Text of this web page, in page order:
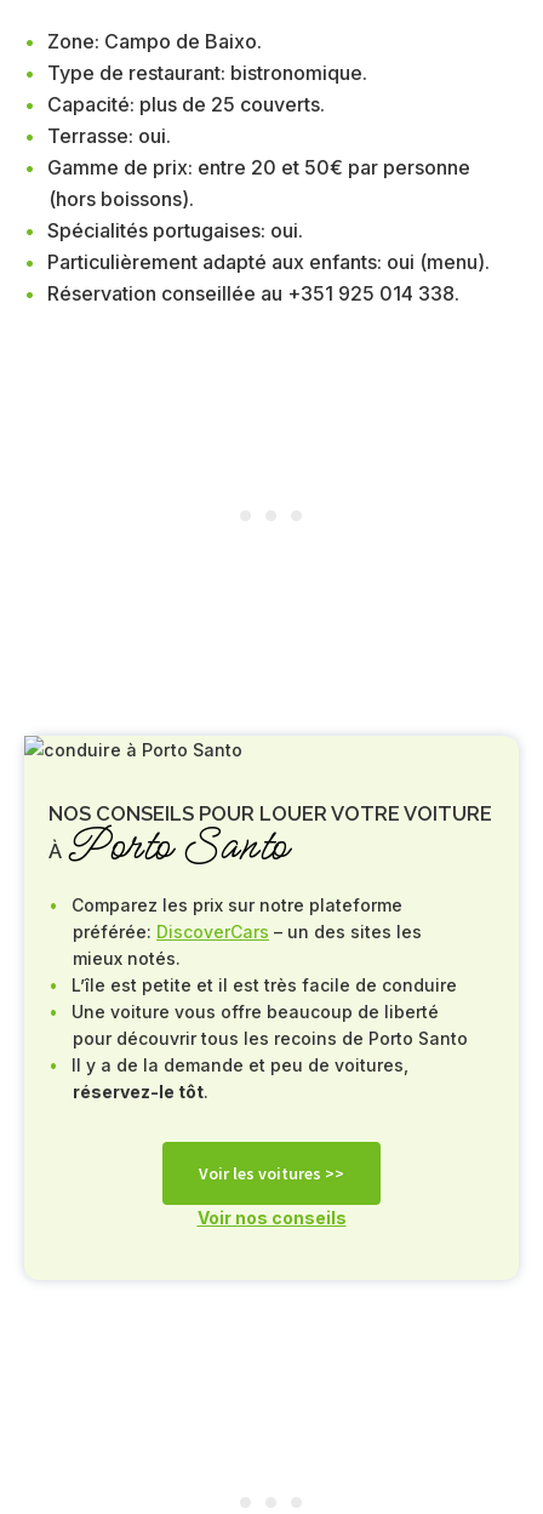
Zone: Campo de Baixo.
Type de restaurant: bistronomique.
Capacité: plus de 25 couverts.
Terrasse: oui.
Gamme de prix: entre 20 et 50€ par personne
(hors boissons).
Spécialités portugaises: oui.
Particulièrement adapté aux enfants: oui (menu).
Réservation conseillée au +351 925 014 338.
NOS CONSEILS POUR LOUER VOTRE VOITURE
À Porto Santo
Comparez les prix sur notre plateforme
préférée: DiscoverCars – un des sites les
mieux notés.
L’île est petite et il est très facile de conduire
Une voiture vous offre beaucoup de liberté
pour découvrir tous les recoins de Porto Santo
Il y a de la demande et peu de voitures,
réservez-le tôt.
Voir les voitures >>
Voir nos conseils